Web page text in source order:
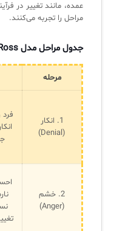
عمده، مانند تغییر در
مراحل را تجربه می‌کنند.
جدول مراحل مدل Kubler-Ross
مرحله
1. انکار
(Denial)
فرد
2. خشم
(Anger)
برنامه‌ساز هوشمند App Creator
سیستم هوشمند مدیریت
سامانه مدیریت امنیت
✧
سلف سرویس کاربران
سامانه مدیریت دارایی‌ها [Asset Explorer]
چارچوب ITIL برای همه
فلافلی_فناوری
آرشیو دانلودهای مدانت